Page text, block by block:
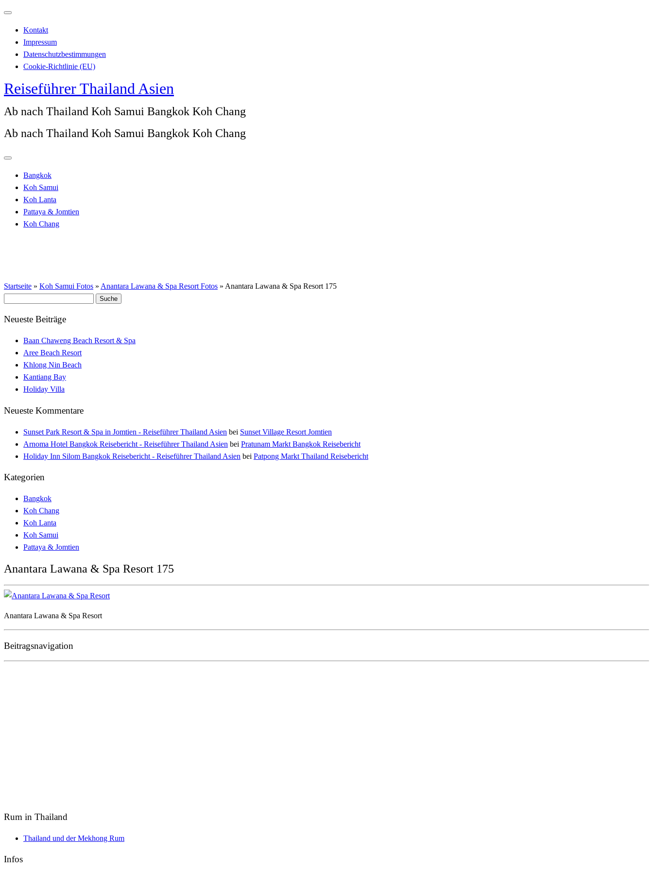
Zum
springenKontakt
Impressum
Datenschutzbestimmungen
Cookie-Richtlinie (EU)
Reiseführer Thailand Asien
Ab nach Thailand Koh Samui Bangkok Koh Chang
Ab nach Thailand Koh Samui Bangkok Koh Chang
Bangkok
Koh Samui
Koh Lanta
Pattaya & Jomtien
Koh Chang
Startseite » Koh Samui Fotos » Anantara Lawana & Spa Resort Fotos » Anantara Lawana & Spa Resort 175
Neueste Beiträge
Baan Chaweng Beach Resort & Spa
Aree Beach Resort
Khlong Nin Beach
Kantiang Bay
Holiday Villa
Neueste Kommentare
Sunset Park Resort & Spa in Jomtien - Reiseführer Thailand Asien bei Sunset Village Resort Jomtien
Arnoma Hotel Bangkok Reisebericht - Reiseführer Thailand Asien bei Pratunam Markt Bangkok Reisebericht
Holiday Inn Silom Bangkok Reisebericht - Reiseführer Thailand Asien bei Patpong Markt Thailand Reisebericht
Kategorien
Bangkok
Koh Chang
Koh Lanta
Koh Samui
Pattaya & Jomtien
Anantara Lawana & Spa Resort 175
Anantara Lawana & Spa Resort
Beitragsnavigation
Rum in Thailand
Thailand und der Mekhong Rum
Infos